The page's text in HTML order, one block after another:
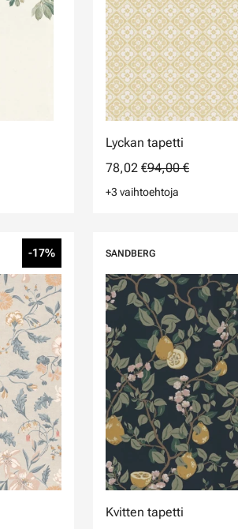
Lyckan tapetti
78,02 €94,00 €
+3 vaihtoehtoja
-17% SANDBERG
Kvitten tapetti